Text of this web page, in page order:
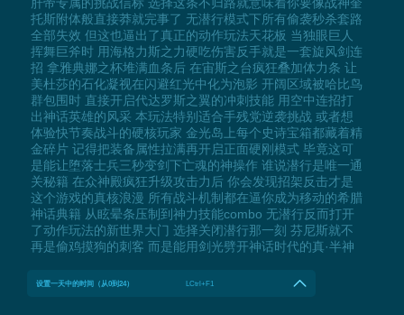
托斯附体般直接莽就完事了 无潜行模式下所有偷袭秒杀套路
全部失效 但这也逼出了真正的动作玩法天花板 当独眼巨人
挥舞巨斧时 用海格力斯之力硬吃伤害反手就是一套旋风剑连
招 拿雅典娜之杯堆满血条后 在宙斯之台疯狂叠加体力条 让
美杜莎的石化凝视在闪避红光中化为泡影 开阔区域被哈比鸟
群包围时 直接开启代达罗斯之翼的冲刺技能 用空中连招打
出神话英雄的风采 本玩法特别适合手残党逆袭挑战 或者想
体验快节奏战斗的硬核玩家 金光岛上每个史诗宝箱都藏着精
金碎片 记得把装备属性拉满再开启正面硬刚模式 毕竟这可
是能让堕落士兵三秒变剑下亡魂的神操作 谁说潜行是唯一通
关秘籍 在众神殿疯狂升级攻击力后 你会发现招架反击才是
这个游戏的真核浪漫 所有战斗机制都在逼你成为移动的希腊
神话典籍 从眩晕条压制到神力技能combo 无潜行反而打开
了动作玩法的新世界大门 选择关闭潜行那一刻 芬尼斯就不
再是偷鸡摸狗的刺客 而是能用剑光劈开神话时代的真·半神
设置一天中的时间（从0到24） LCtrl+F1